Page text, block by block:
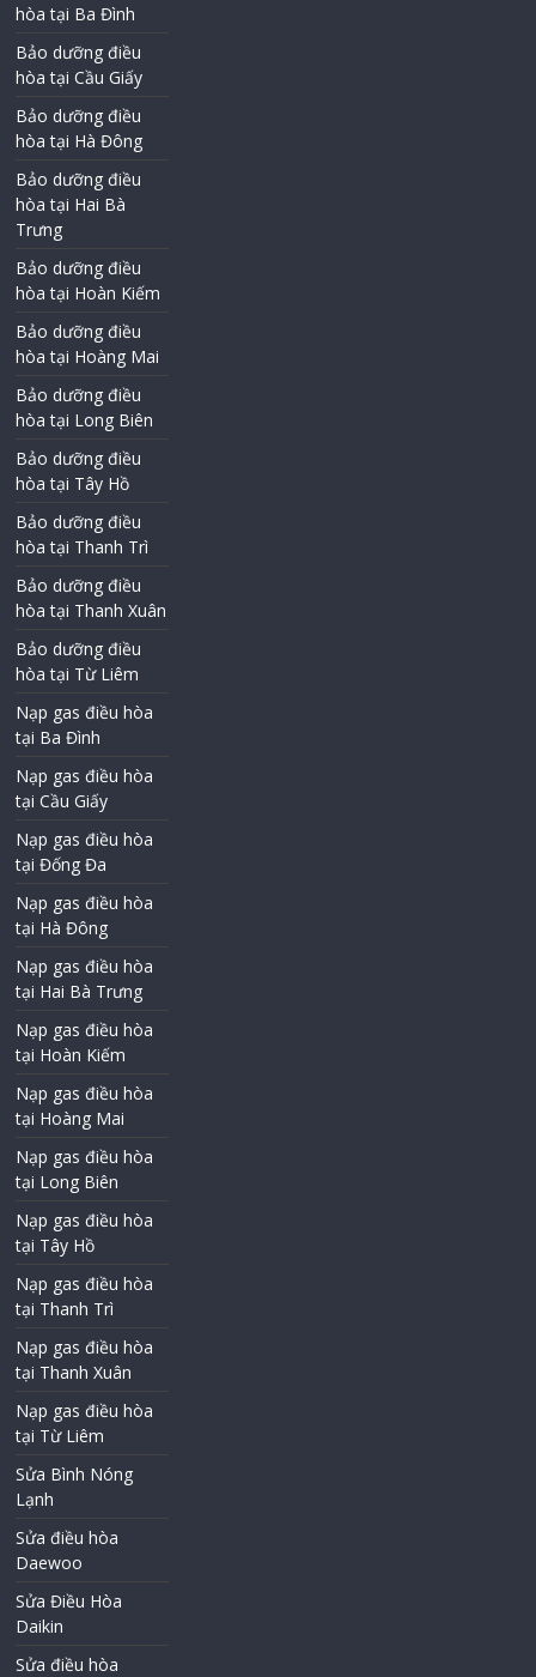
hòa tại Ba Đình
Bảo dưỡng điều
hòa tại Cầu Giấy
Bảo dưỡng điều
hòa tại Hà Đông
Bảo dưỡng điều
hòa tại Hai Bà
Trưng
Bảo dưỡng điều
hòa tại Hoàn Kiếm
Bảo dưỡng điều
hòa tại Hoàng Mai
Bảo dưỡng điều
hòa tại Long Biên
Bảo dưỡng điều
hòa tại Tây Hồ
Bảo dưỡng điều
hòa tại Thanh Trì
Bảo dưỡng điều
hòa tại Thanh Xuân
Bảo dưỡng điều
hòa tại Từ Liêm
Nạp gas điều hòa
tại Ba Đình
Nạp gas điều hòa
tại Cầu Giấy
Nạp gas điều hòa
tại Đống Đa
Nạp gas điều hòa
tại Hà Đông
Nạp gas điều hòa
tại Hai Bà Trưng
Nạp gas điều hòa
tại Hoàn Kiếm
Nạp gas điều hòa
tại Hoàng Mai
Nạp gas điều hòa
tại Long Biên
Nạp gas điều hòa
tại Tây Hồ
Nạp gas điều hòa
tại Thanh Trì
Nạp gas điều hòa
tại Thanh Xuân
Nạp gas điều hòa
tại Từ Liêm
Sửa Bình Nóng
Lạnh
Sửa điều hòa
Daewoo
Sửa Điều Hòa
Daikin
Sửa điều hòa